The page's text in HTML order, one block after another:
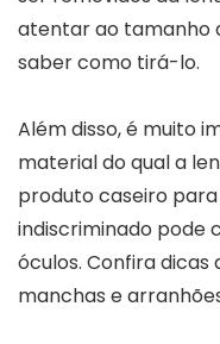
atentar ao tamanho
saber como tirá-lo.
Além disso, é muito
material do qual a
produto caseiro para
indiscriminado pode
óculos. Confira
manchas e